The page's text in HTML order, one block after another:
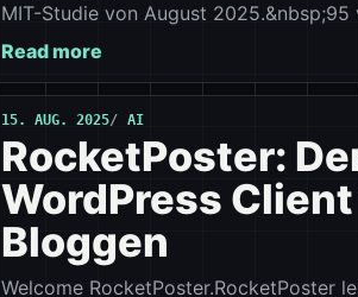
MIT-Studie von August
Read more
15. AUG. 2025 AI
RocketPoster:
WordPress
Bloggen
Welcome RocketPoster.RocketPoster